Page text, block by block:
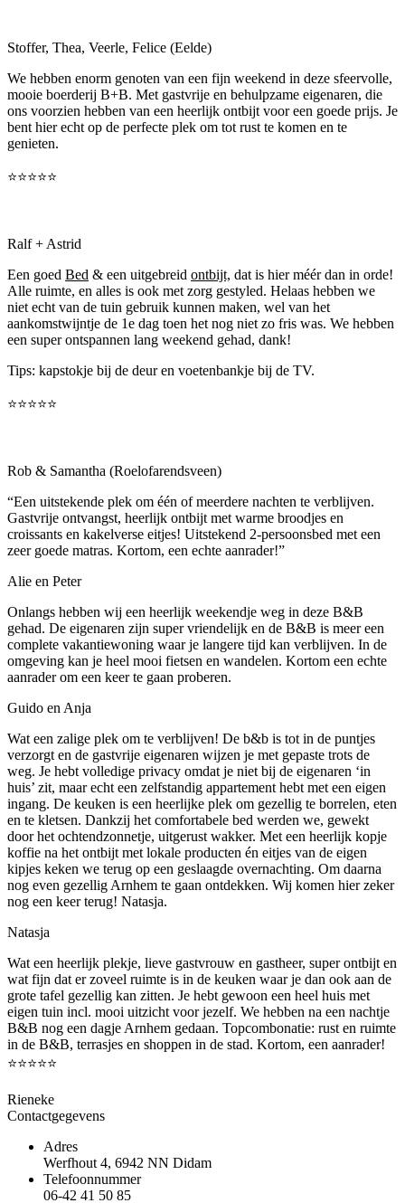
Stoffer, Thea, Veerle, Felice (Eelde)
We hebben enorm genoten van een fijn weekend in deze sfeervolle,
mooie boerderij B+B. Met gastvrije en behulpzame eigenaren, die
ons voorzien hebben van een heerlijk ontbijt voor een goede prijs. Je
bent hier echt op de perfecte plek om tot rust te komen en te
genieten.
⭐⭐⭐⭐⭐
Ralf + Astrid
Een goed Bed & een uitgebreid ontbijt, dat is hier méér dan in orde!
Alle ruimte, en alles is ook met zorg gestyled. Helaas hebben we
niet echt van de tuin gebruik kunnen maken, wel van het
aankomstwijntje de 1e dag toen het nog niet zo fris was. We hebben
een super ontspannen lang weekend gehad, dank!
Tips: kapstokje bij de deur en voetenbankje bij de TV.
⭐⭐⭐⭐⭐
Rob & Samantha (Roelofarendsveen)
“Een uitstekende plek om één of meerdere nachten te verblijven.
Gastvrije ontvangst, heerlijk ontbijt met warme broodjes en
croissants en kakelverse eitjes! Uitstekend 2-persoonsbed met een
zeer goede matras. Kortom, een echte aanrader!”
Alie en Peter
Onlangs hebben wij een heerlijk weekendje weg in deze B&B
gehad. De eigenaren zijn super vriendelijk en de B&B is meer een
complete vakantiewoning waar je langere tijd kan verblijven. In de
omgeving kan je heel mooi fietsen en wandelen. Kortom een echte
aanrader om een keer te gaan proberen.
Guido en Anja
Wat een zalige plek om te verblijven! De b&b is tot in de puntjes
verzorgt en de gastvrije eigenaren wijzen je met gepaste trots de
weg. Je hebt volledige privacy omdat je niet bij de eigenaren ‘in
huis’ zit, maar echt een zelfstandig appartement hebt met een eigen
ingang. De keuken is een heerlijke plek om gezellig te borrelen, eten
en te kletsen. Dankzij het comfortabele bed werden we, gewekt
door het ochtendzonnetje, uitgerust wakker. Met een heerlijk kopje
koffie na het ontbijt met lokale producten én eitjes van de eigen
kipjes keken we terug op een geslaagde overnachting. Om daarna
nog even gezellig Arnhem te gaan ontdekken. Wij komen hier zeker
nog een keer terug! Natasja.
Natasja
Wat een heerlijk plekje, lieve gastvrouw en gastheer, super ontbijt en
wat fijn dat er zoveel ruimte is in de keuken waar je dan ook aan de
grote tafel gezellig kan zitten. Je hebt gewoon een heel huis met
eigen tuin incl. mooi uitzicht voor jezelf. We hebben na een nachtje
B&B nog een dagje Arnhem gedaan. Topcombonatie: rust en ruimte
in de B&B, terrasjes en shoppen in de stad. Kortom, een aanrader!
⭐️⭐️⭐️⭐️⭐️
Rieneke
Contactgegevens
Adres
Werfhout 4, 6942 NN Didam
Telefoonnummer
06-42 41 50 85